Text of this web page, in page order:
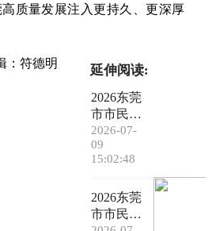
质量发展注入更持久、更深厚
：符德明 延伸阅读:
2026东莞
市市民才
艺汇演大
会丨金地
圆梦艺术
2026-07-
09
15:02:48
2026东莞
市市民才